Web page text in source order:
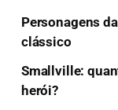
Personagens
clássico
Smallville:
herói?